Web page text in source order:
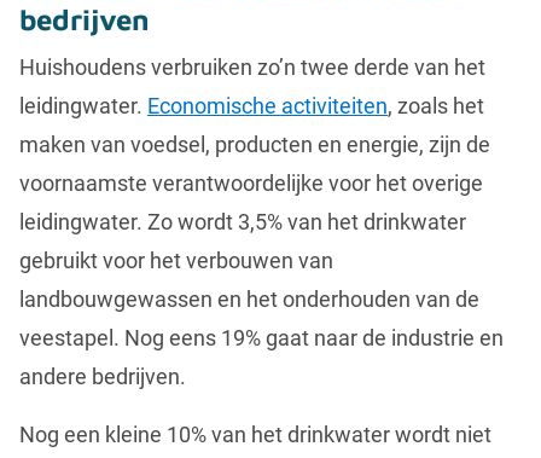
bedrijven
Huishoudens verbruiken zo’n twee derde van het
leidingwater. Economische activiteiten, zoals het
maken van voedsel, producten en energie, zijn de
voornaamste verantwoordelijke voor het overige
leidingwater. Zo wordt 3,5% van het drinkwater
gebruikt voor het verbouwen van
landbouwgewassen en het onderhouden van de
veestapel. Nog eens 19% gaat naar de industrie en
andere bedrijven.
Nog een kleine 10% van het drinkwater wordt niet